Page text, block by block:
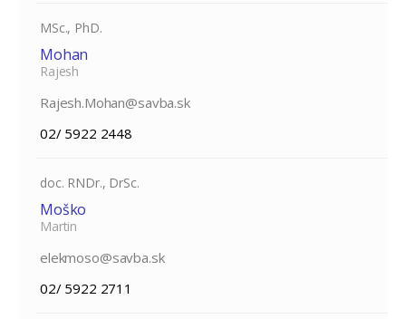
MSc., PhD.
Mohan
Rajesh
Rajesh.Mohan@savba.sk
02/ 5922 2448
doc. RNDr., DrSc.
Moško
Martin
elekmoso@savba.sk
02/ 5922 2711